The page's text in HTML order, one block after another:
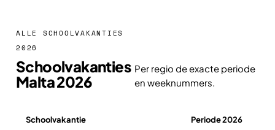
ALLE SCHOOLVAKANTIES
2026
Schoolvakanties
Malta 2026
Per regio de exacte periode
en weeknummers.
Schoolvakantie Periode 2026